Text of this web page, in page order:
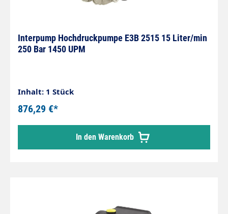
Interpump Hochdruckpumpe E3B 2515 15 Liter/min
250 Bar 1450 UPM
Inhalt: 1 Stück
876,29 €*
In den Warenkorb